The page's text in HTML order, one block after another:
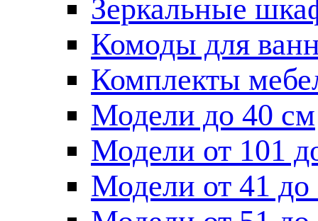
Зеркальные
Комоды для
Комплекты
Модели до 40 см
Модели от 101
Модели от 41 до